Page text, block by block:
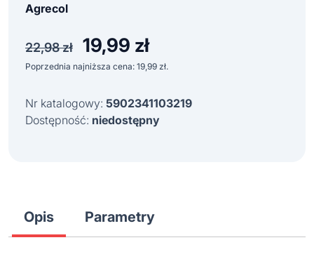
Agrecol
22,98zł
Pierwotna
cena
wynosiła:
19,99 złAktualna
Poprzednia najniższa cena: 19,99 zł.
Nr katalogowy: 5902341103219
Dostępność: niedostępny
Opis Parametry